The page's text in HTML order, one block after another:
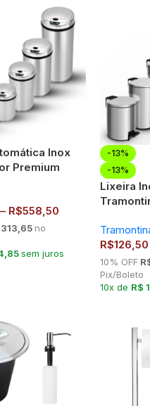
Inox
Premium
– R$558,50
no
sem juros
-13%
-13%
Lixeira
Polido
R$126,50
10% OFF
Pix/Boleto
10x de R$